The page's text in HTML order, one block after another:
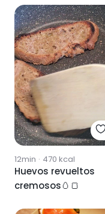
12min · 470 kcal
Huevos revueltos
cremosos🥚🍞